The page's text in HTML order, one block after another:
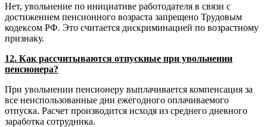
Нет, увольнение по инициативе работодателя в связи с
достижением пенсионного возраста запрещено Трудовым
кодексом РФ. Это считается дискриминацией по возрастному
признаку.
12. Как рассчитываются отпускные при увольнении
пенсионера?
При увольнении пенсионеру выплачивается компенсация за
все неиспользованные дни ежегодного оплачиваемого
отпуска. Расчет производится исходя из среднего дневного
заработка сотрудника.